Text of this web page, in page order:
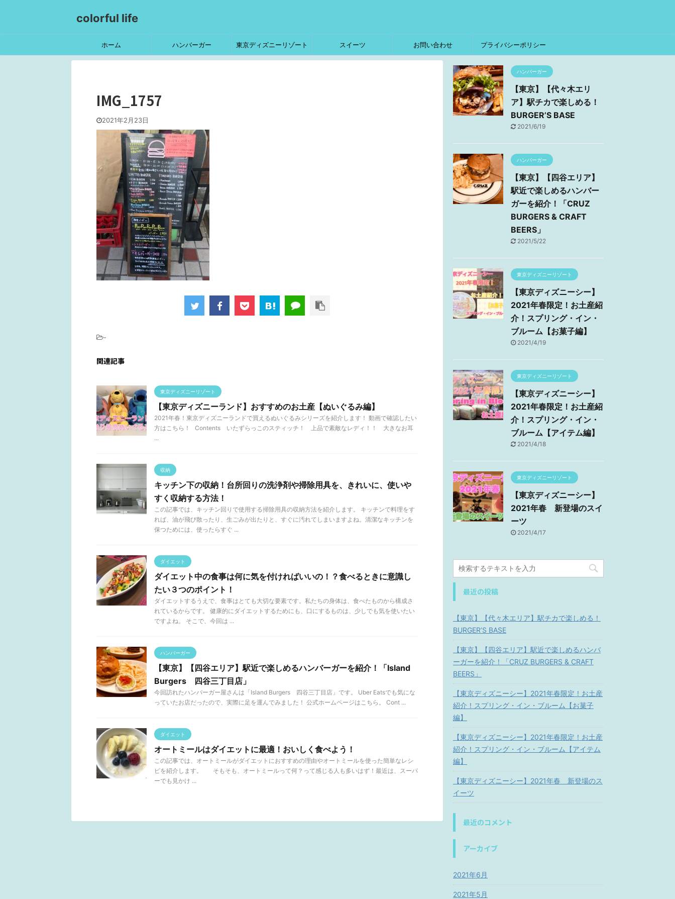
colorful life
ホーム ハンバーガー 東京ディズニーリゾート スイーツ お問い合わせ プライバシーポリシー
IMG_1757
2021年2月23日
-
関連記事
東京ディズニーリゾート
【東京ディズニーランド】おすすめのお土産【ぬいぐるみ編】
2021年春！東京ディズニーランドで買えるぬいぐるみシリーズを紹介します！ 動画で確認したい
方はこちら！ Contents いたずらっこのスティッチ！ 上品で素敵なレディ！！ 大きなお耳
...
収納
キッチン下の収納！台所回りの洗浄剤や掃除用具を、きれいに、使いや
すく収納する方法！
この記事では、キッチン回りで使用する掃除用具の収納方法を紹介します。 キッチンで料理をす
れば、油が飛び散ったり、生ごみが出たりと、すぐに汚れてしまいますよね。清潔なキッチンを
保つためには、使ったらすぐ ...
ダイエット
ダイエット中の食事は何に気を付ければいいの！？食べるときに意識し
たい３つのポイント！
ダイエットするうえで、食事はとても大切な要素です。私たちの身体は、食べたものから構成さ
れているからです。 健康的にダイエットするためにも、口にするものは、少しでも気を使いたい
ですよね。 そこで、今回は ...
ハンバーガー
【東京】【四谷エリア】駅近で楽しめるハンバーガーを紹介！「Island
Burgers 四谷三丁目店」
今回訪れたハンバーガー屋さんは「Island Burgers 四谷三丁目店」です。 Uber Eatsでも気にな
っていたお店だったので、実際に足を運んでみました！ 公式ホームページはこちら。 Cont ...
ダイエット
オートミールはダイエットに最適！おいしく食べよう！
この記事では、オートミールがダイエットにおすすめの理由やオートミールを使った簡単なレシ
ピを紹介します。 そもそも、オートミールって何？って感じる人も多いはず！最近は、スーパ
ーでも見かけ ...
ハンバーガー
【東京】【代々木エリ
ア】駅チカで楽しめる！
BURGER’S BASE
2021/6/19
ハンバーガー
【東京】【四谷エリア】
駅近で楽しめるハンバー
ガーを紹介！「CRUZ
BURGERS & CRAFT
BEERS」
2021/5/22
東京ディズニーリゾート
【東京ディズニーシー】
2021年春限定！お土産紹
介！スプリング・イン・
ブルーム【お菓子編】
2021/4/19
東京ディズニーリゾート
【東京ディズニーシー】
2021年春限定！お土産紹
介！スプリング・イン・
ブルーム【アイテム編】
2021/4/18
東京ディズニーリゾート
【東京ディズニーシー】
2021年春 新登場のスイ
ーツ
2021/4/17
最近の投稿
【東京】【代々木エリア】駅チカで楽しめる！
BURGER’S BASE
【東京】【四谷エリア】駅近で楽しめるハンバ
ーガーを紹介！「CRUZ BURGERS & CRAFT
BEERS」
【東京ディズニーシー】2021年春限定！お土産
紹介！スプリング・イン・ブルーム【お菓子
編】
【東京ディズニーシー】2021年春限定！お土産
紹介！スプリング・イン・ブルーム【アイテム
編】
【東京ディズニーシー】2021年春 新登場のス
イーツ
最近のコメント
アーカイブ
2021年6月
2021年5月